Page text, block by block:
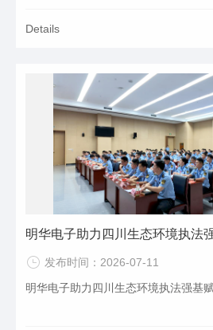
Details
明华电子助力四川生态环境执法
发布时间：2026-07-11
明华电子助力四川生态环境执法强基